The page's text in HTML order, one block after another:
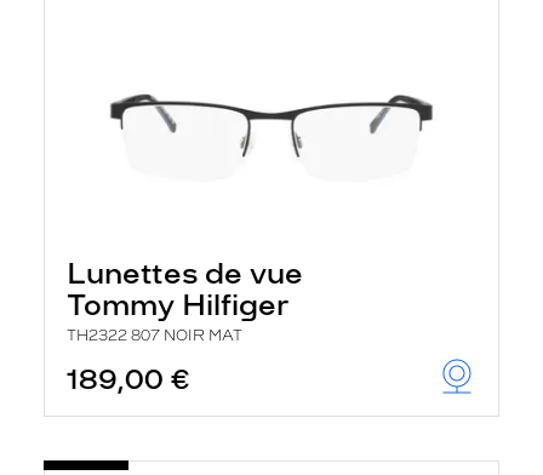
Lunettes de vue
Tommy Hilfiger
TH2322 807 NOIR MAT
189,00 €